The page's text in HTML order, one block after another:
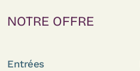
NOTRE OFFRE
Entrées